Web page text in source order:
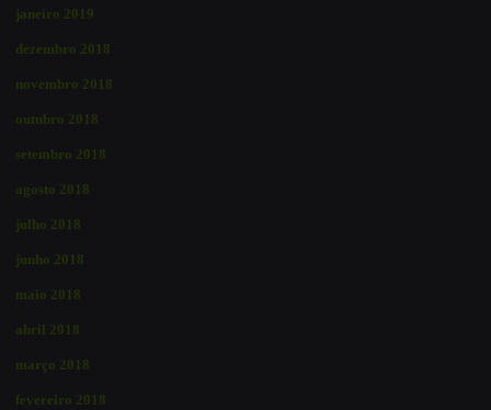
janeiro 2019
dezembro 2018
novembro 2018
outubro 2018
setembro 2018
agosto 2018
julho 2018
junho 2018
maio 2018
abril 2018
março 2018
fevereiro 2018